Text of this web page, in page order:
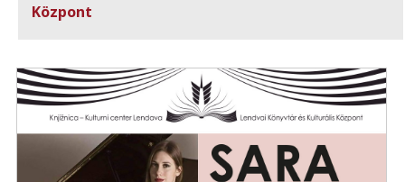
Központ